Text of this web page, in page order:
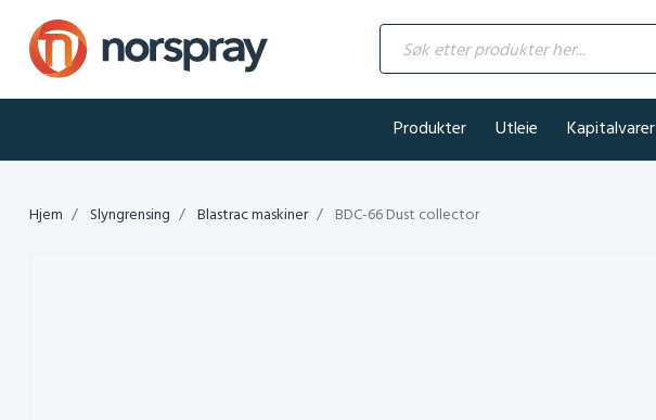
Søk etter produkter her...
Produkter
Utleie Kapitalvarer
Hjem Slyngrensing Blastrac maskiner BDC-66 Dust collector